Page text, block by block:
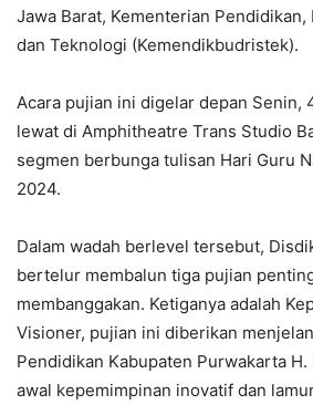
Jawa Barat, Kementerian Pendidikan,
dan Teknologi (Kemendikbudristek).
Acara pujian ini digelar depan Senin,
lewat di Amphitheatre Trans Studio
segmen berbunga tulisan Hari Guru
2024.
Dalam wadah berlevel tersebut,
bertelur membalun tiga pujian
membanggakan. Ketiganya adalah
Visioner, pujian ini diberikan
Pendidikan Kabupaten Purwakarta H.
awal kepemimpinan inovatif dan